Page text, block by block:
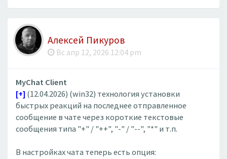
Алексей Пикуров
Вс апр 12, 2026 12:04 pm
MyChat Client
[+] (12.04.2026) (win32) технология установки
быстрых реакций на последнее отправленное
сообщение в чате через короткие текстовые
сообщения типа "+" / "++", "-" / "--", "*" и т.п.
В настройках чата теперь есть опция: